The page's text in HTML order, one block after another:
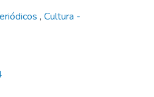
, Cultura -